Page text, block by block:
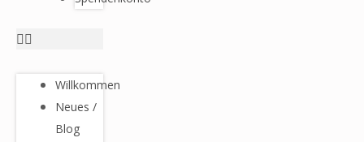
Willkommen
Neues /
Blog